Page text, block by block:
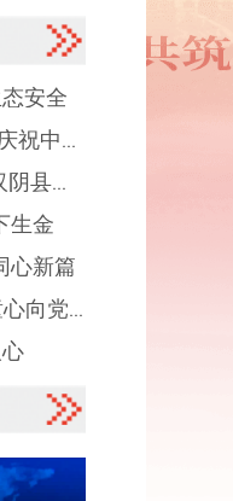
安全
祝中国
列述
县城
助发
生金
心新篇
向党